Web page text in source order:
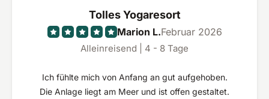
Tolles Yogaresort
Marion L.Februar 2026
Alleinreisend | 4 - 8 Tage
Ich fühlte mich von Anfang an gut aufgehoben.
Die Anlage liegt am Meer und ist offen gestaltet.